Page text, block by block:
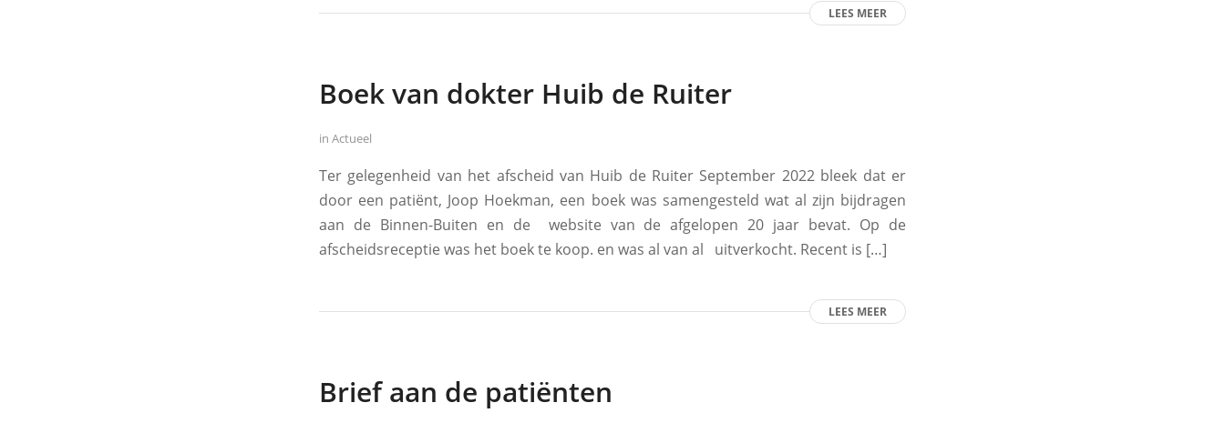
LEES MEER
Boek van dokter Huib de Ruiter
in Actueel
Ter gelegenheid van het afscheid van Huib de Ruiter September 2022 bleek dat er
door een patiënt, Joop Hoekman, een boek was samengesteld wat al zijn bijdragen
aan de Binnen-Buiten en de website van de afgelopen 20 jaar bevat. Op de
afscheidsreceptie was het boek te koop. en was al van al uitverkocht. Recent is […]
LEES MEER
Brief aan de patiënten